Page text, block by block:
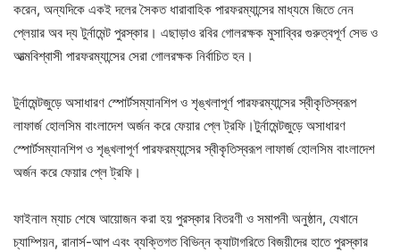
করেন, অন্যদিকে একই দলের সৈকত ধারাবাহিক পারফরম্যান্সের মাধ্যমে জিতে নেন
প্লেয়ার অব দ্য টুর্নামেন্ট পুরস্কার। এছাড়াও রবির গোলরক্ষক মুসাব্বির গুরুত্বপূর্ণ সেভ ও
আত্মবিশ্বাসী পারফরম্যান্সের সেরা গোলরক্ষক নির্বাচিত হন।
টুর্নামেন্টজুড়ে অসাধারণ স্পোর্টসম্যানশিপ ও শৃঙ্খলাপূর্ণ পারফরম্যান্সের স্বীকৃতিস্বরূপ
লাফার্জ হোলসিম বাংলাদেশ অর্জন করে ফেয়ার প্লে ট্রফি।টুর্নামেন্টজুড়ে অসাধারণ
স্পোর্টসম্যানশিপ ও শৃঙ্খলাপূর্ণ পারফরম্যান্সের স্বীকৃতিস্বরূপ লাফার্জ হোলসিম বাংলাদেশ
অর্জন করে ফেয়ার প্লে ট্রফি।
ফাইনাল ম্যাচ শেষে আয়োজন করা হয় পুরস্কার বিতরণী ও সমাপনী অনুষ্ঠান, যেখানে
চ্যাম্পিয়ন, রানার্স-আপ এবং ব্যক্তিগত বিভিন্ন ক্যাটাগরিতে বিজয়ীদের হাতে পুরস্কার